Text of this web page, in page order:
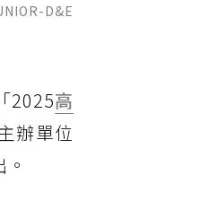
D&E
2025高
辦單位